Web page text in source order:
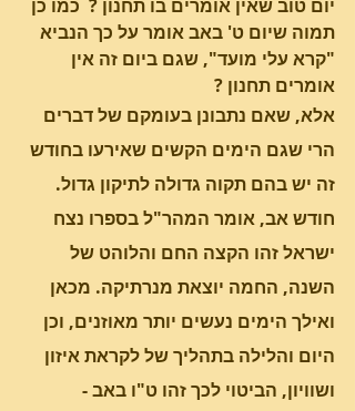
יום טוב שאין אומרים בו תחנון ?  כמו כן
תמוה שיום ט' באב אומר על כך הנביא
"קרא עלי מועד", שגם ביום זה אין
אומרים תחנון ?
אלא, שאם נתבונן בעומקם של דברים
הרי שגם הימים הקשים שאירעו בחודש
זה יש בהם תקוה גדולה לתיקון גדול.
חודש אב, אומר המהר"ל בספרו נצח
ישראל זהו הקצה החם והלוהט של
השנה, החמה יוצאת מנרתיקה. מכאן
ואילך הימים נעשים יותר מאוזנים, וכן
היום והלילה בתהליך של לקראת איזון
ושוויון, הביטוי לכך זהו ט"ו באב -